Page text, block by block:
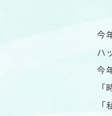
今
ハ
今